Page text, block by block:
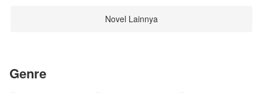
Novel Lainnya
Genre